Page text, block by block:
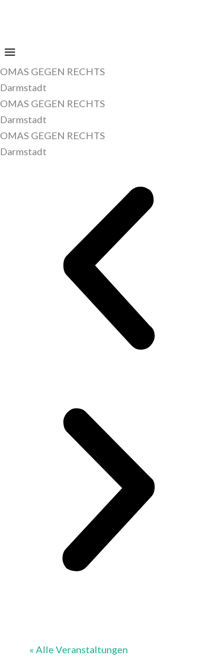
OMAS GEGEN RECHTS
Darmstadt
OMAS GEGEN RECHTS
Darmstadt
OMAS GEGEN RECHTS
Darmstadt
« Alle Veranstaltungen